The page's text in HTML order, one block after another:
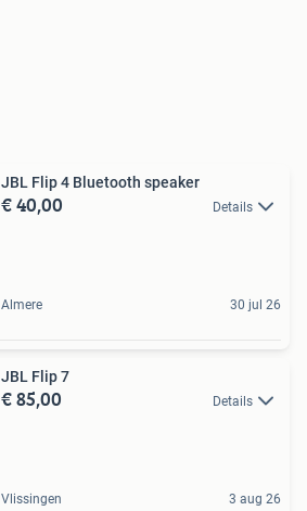
JBL Flip 4 Bluetooth speaker
€ 40,00 Details
Almere 30 jul 26
JBL Flip 7
€ 85,00 Details
Vlissingen 3 aug 26